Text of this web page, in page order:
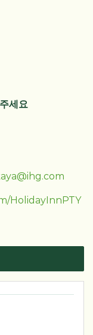
세요
HolidayInnPTY